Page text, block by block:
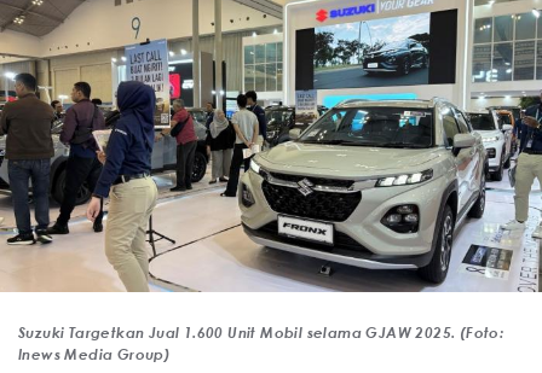
Suzuki Targetkan Jual 1.600 Unit Mobil selama GJAW 2025. (Foto:
Inews Media Group)